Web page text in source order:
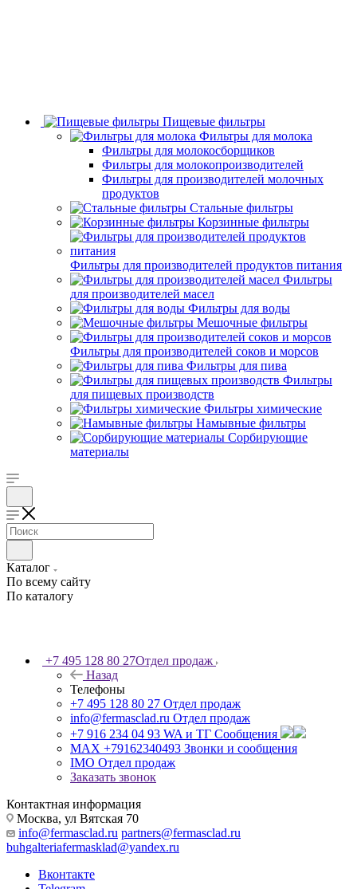
Пищевые фильтры
Фильтры для молока
Фильтры для молокосборщиков
Фильтры для молокопроизводителей
Фильтры для производителей молочных
продуктов
Стальные фильтры
Корзинные фильтры
Фильтры для производителей продуктов питания
Фильтры
для производителей масел
Фильтры для воды
Мешочные фильтры
Фильтры для производителей соков и морсов
Фильтры для пива
Фильтры
для пищевых производств
Фильтры химические
Намывные фильтры
Сорбирующие
материалы
Каталог
По всему сайту
По каталогу
+7 495 128 80 27Отдел продаж
Назад
Телефоны
+7 495 128 80 27 Отдел продаж
info@fermasclad.ru Отдел продаж
+7 916 234 04 93 WA и ТГ Сообщения
MAX +79162340493 Звонки и сообщения
IMO Отдел продаж
Заказать звонок
Контактная информация
Москва, ул Вятская 70
info@fermasclad.ru partners@fermasclad.ru
buhgalteriafermasklad@yandex.ru
Вконтакте